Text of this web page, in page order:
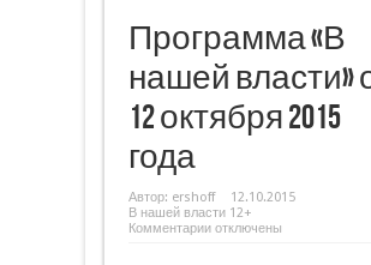
Программа «В
нашей власти»
12 октября 2015
года
Автор: ershoff
12.10.2015
В нашей власти 12+
Комментариикотключены